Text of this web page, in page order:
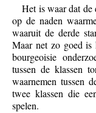
Het is waar dat de
op de naden
waaruit de derde
Maar net zo goed is
bourgeoisie
tussen de klassen
waarnemen tussen
twee klassen die
spelen.